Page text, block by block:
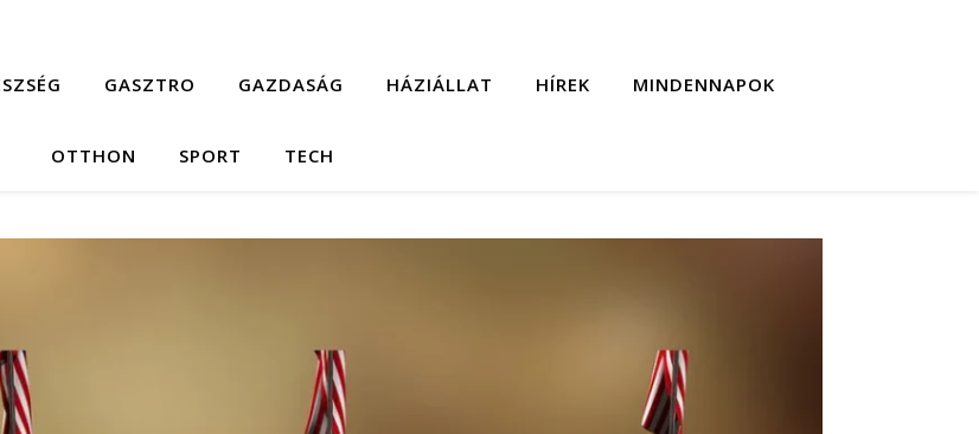
GASZTRO GAZDASÁG HÁZIÁLLAT HÍREK MINDENNAPOK
OTTHON SPORT TECH